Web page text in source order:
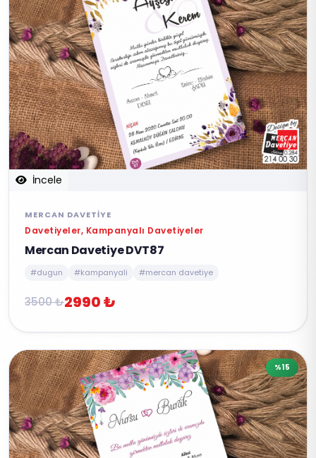
İncele
MERCAN DAVETIYE
Davetiyeler, Kampanyalı Davetiyeler
Mercan Davetiye DVT87
#dugun #kampanyali #mercan davetiye
3500 ₺2990 ₺
%15